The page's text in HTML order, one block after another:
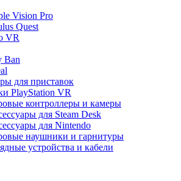
Vision Pro
Quest
VR
Ban
для приставок
PlayStation VR
контроллеры и камеры
для Steam Desk
для Nintendo
наушники и гарнитуры
устройства и кабели